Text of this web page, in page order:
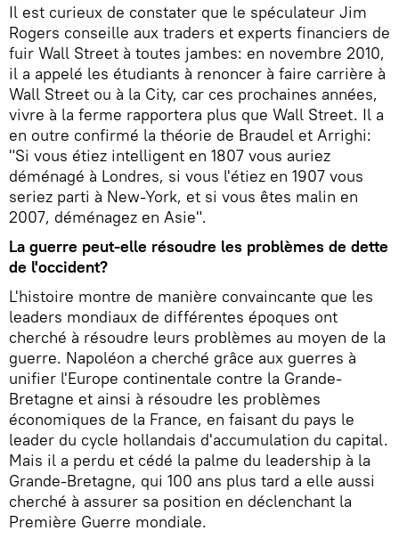
Il est curieux de constater que le spéculateur Jim
Rogers conseille aux traders et experts financiers de
fuir Wall Street à toutes jambes: en novembre 2010,
il a appelé les étudiants à renoncer à faire carrière à
Wall Street ou à la City, car ces prochaines années,
vivre à la ferme rapportera plus que Wall Street. Il a
en outre confirmé la théorie de Braudel et Arrighi:
"Si vous étiez intelligent en 1807 vous auriez
déménagé à Londres, si vous l'étiez en 1907 vous
seriez parti à New-York, et si vous êtes malin en
2007, déménagez en Asie".
La guerre peut-elle résoudre les problèmes de dette
de l'occident?
L'histoire montre de manière convaincante que les
leaders mondiaux de différentes époques ont
cherché à résoudre leurs problèmes au moyen de la
guerre. Napoléon a cherché grâce aux guerres à
unifier l'Europe continentale contre la Grande-
Bretagne et ainsi à résoudre les problèmes
économiques de la France, en faisant du pays le
leader du cycle hollandais d'accumulation du capital.
Mais il a perdu et cédé la palme du leadership à la
Grande-Bretagne, qui 100 ans plus tard a elle aussi
cherché à assurer sa position en déclenchant la
Première Guerre mondiale.